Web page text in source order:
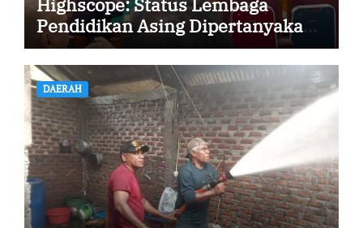
Pendidikan Asing Dipertanyakan,
Ada Apa?
DAERAH